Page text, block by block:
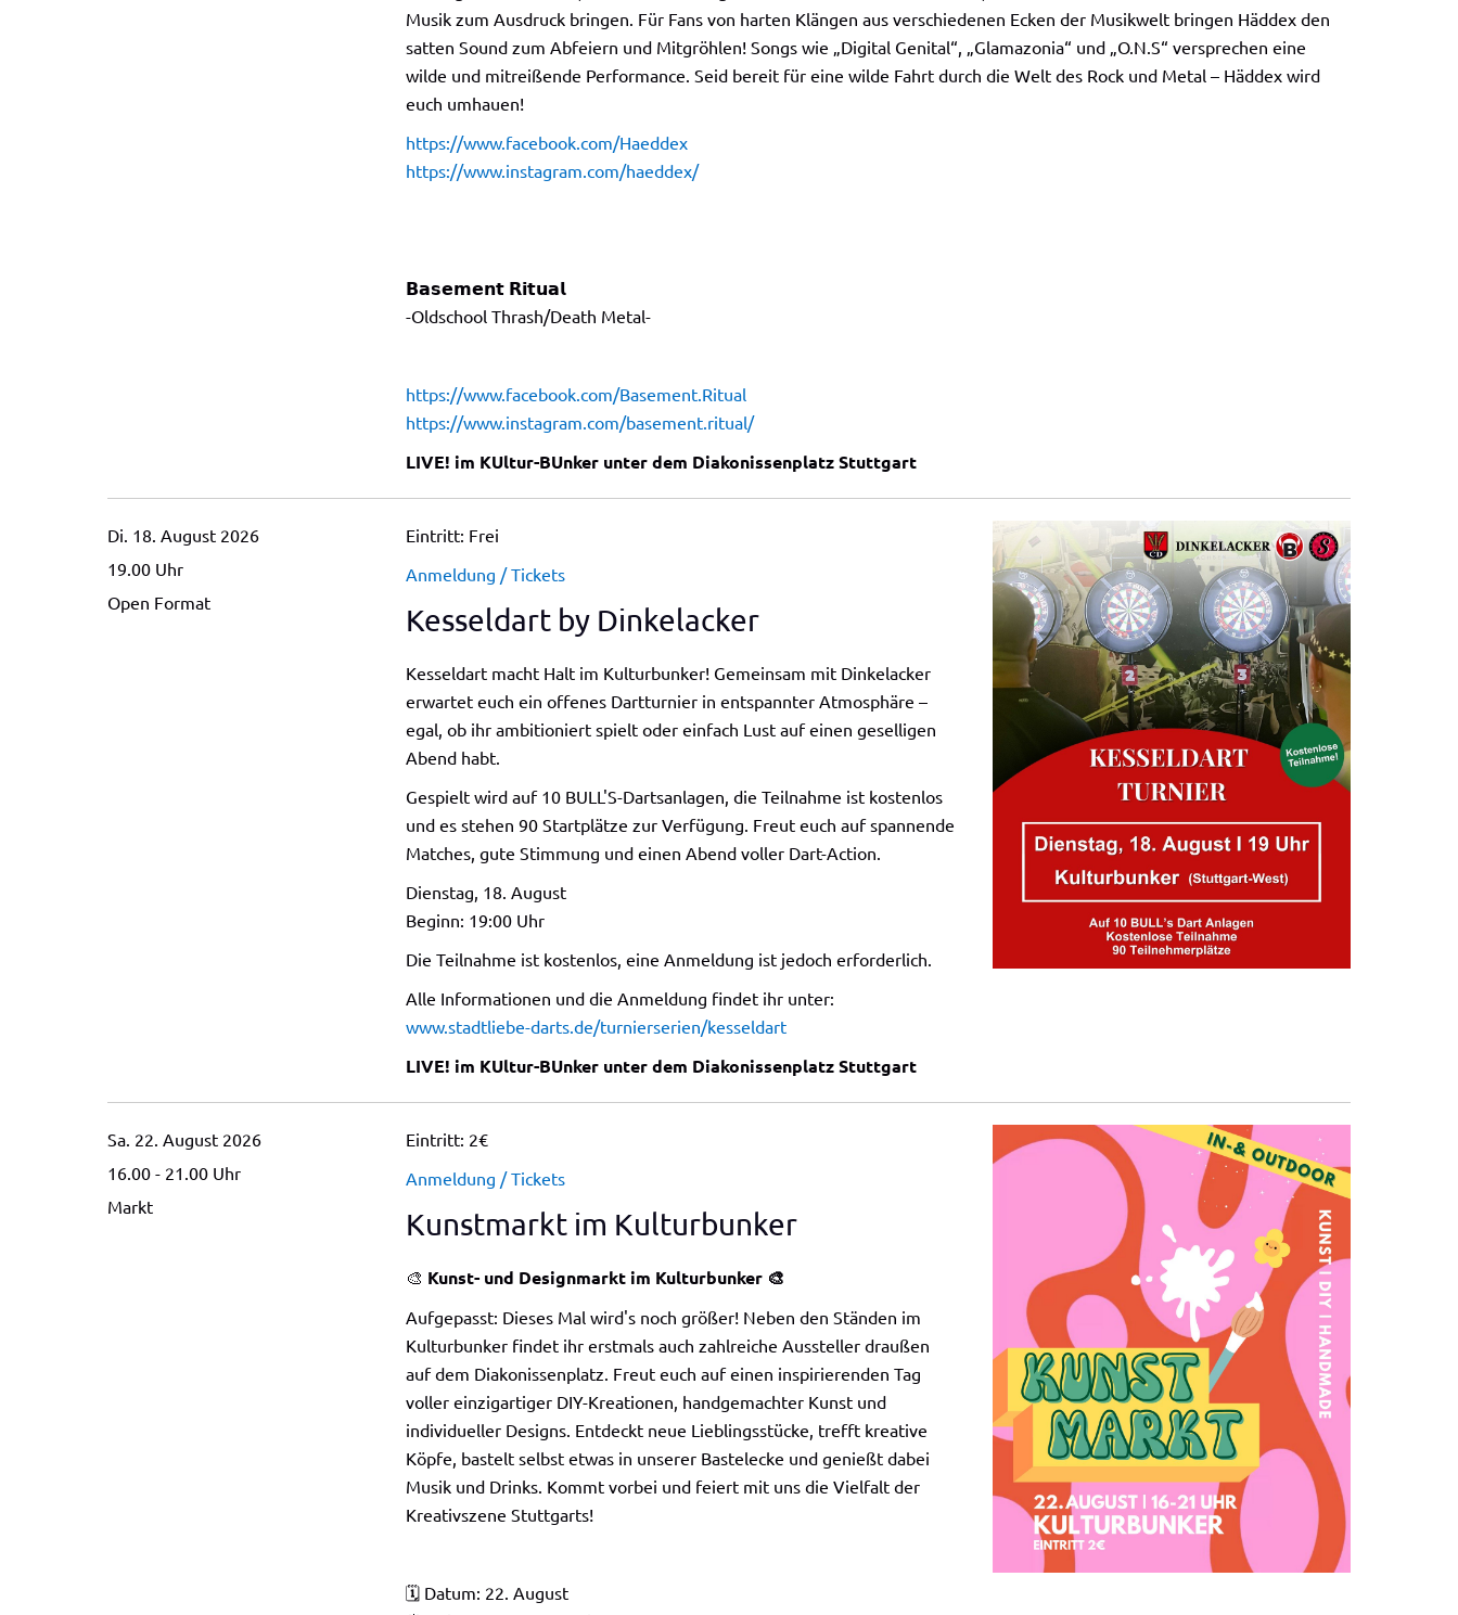
Musik zum Ausdruck bringen. Für Fans von harten Klängen aus verschiedenen Ecken der Musikwelt bringen Häddex den
satten Sound zum Abfeiern und Mitgröhlen! Songs wie „Digital Genital“, „Glamazonia“ und „O.N.S“ versprechen eine
wilde und mitreißende Performance. Seid bereit für eine wilde Fahrt durch die Welt des Rock und Metal – Häddex wird
euch umhauen!
https://www.facebook.com/Haeddex
https://www.instagram.com/haeddex/
𝗕𝗮𝘀𝗲𝗺𝗲𝗻𝘁 𝗥𝗶𝘁𝘂𝗮𝗹
-Oldschool Thrash/Death Metal-
https://www.facebook.com/Basement.Ritual
https://www.instagram.com/basement.ritual/
LIVE! im KUltur-BUnker unter dem Diakonissenplatz Stuttgart
Di. 18. August 2026
19.00 Uhr
Open Format
Eintritt: Frei
Anmeldung / Tickets
Kesseldart by Dinkelacker
Kesseldart macht Halt im Kulturbunker! Gemeinsam mit Dinkelacker
erwartet euch ein offenes Dartturnier in entspannter Atmosphäre –
egal, ob ihr ambitioniert spielt oder einfach Lust auf einen geselligen
Abend habt.
Gespielt wird auf 10 BULL'S-Dartsanlagen, die Teilnahme ist kostenlos
und es stehen 90 Startplätze zur Verfügung. Freut euch auf spannende
Matches, gute Stimmung und einen Abend voller Dart-Action.
Dienstag, 18. August
Beginn: 19:00 Uhr
Die Teilnahme ist kostenlos, eine Anmeldung ist jedoch erforderlich.
Alle Informationen und die Anmeldung findet ihr unter:
www.stadtliebe-darts.de/turnierserien/kesseldart
LIVE! im KUltur-BUnker unter dem Diakonissenplatz Stuttgart
Sa. 22. August 2026
16.00 - 21.00 Uhr
Markt
Eintritt: 2€
Anmeldung / Tickets
Kunstmarkt im Kulturbunker
🎨 Kunst- und Designmarkt im Kulturbunker 🎨
Aufgepasst: Dieses Mal wird's noch größer! Neben den Ständen im
Kulturbunker findet ihr erstmals auch zahlreiche Aussteller draußen
auf dem Diakonissenplatz. Freut euch auf einen inspirierenden Tag
voller einzigartiger DIY-Kreationen, handgemachter Kunst und
individueller Designs. Entdeckt neue Lieblingsstücke, trefft kreative
Köpfe, bastelt selbst etwas in unserer Bastelecke und genießt dabei
Musik und Drinks. Kommt vorbei und feiert mit uns die Vielfalt der
Kreativszene Stuttgarts!
🗓️ Datum: 22. August